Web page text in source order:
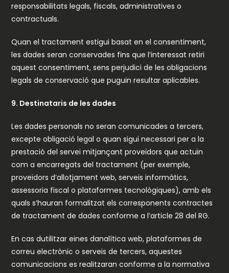
responsabilitats legals, fiscals, administratives o
contractuals.
Quan el tractament estigui basat en el consentiment,
les dades seran conservades fins que l’interessat retiri
aquest consentiment, sens perjudici de les obligacions
legals de conservació que puguin resultar aplicables.
9. Destinataris de les dades
Les dades personals no seran comunicades a tercers,
excepte obligació legal o quan sigui necessari per a la
prestació del servei mitjançant proveïdors que actuïn
com a encarregats del tractament (per exemple,
proveïdors d’allotjament web, serveis informàtics,
assessoria fiscal o plataformes tecnològiques), amb els
quals s’hauran formalitzat els corresponents contractes
de tractament de dades conforme a l’article 28 del RG.
En cas dutilitzar eines danalítica web, plataformes de
correu electrònic o serveis de tercers, aquestes
comunicacions es realitzaran conforme a la normativa